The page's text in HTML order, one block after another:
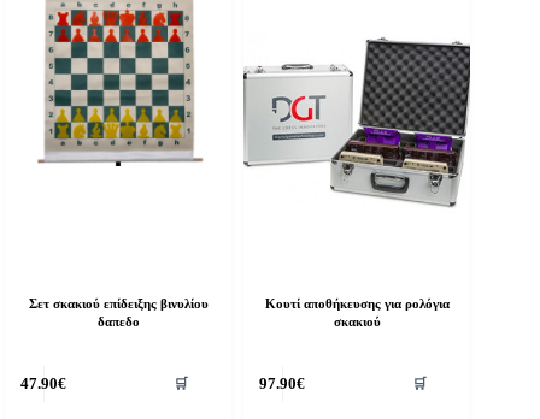
Σετ σκακιού επίδειξης βινυλίου
δαπεδο
47.90€ 🛒
Κουτί αποθήκευσης για ρολόγια
σκακιού
97.90€ 🛒